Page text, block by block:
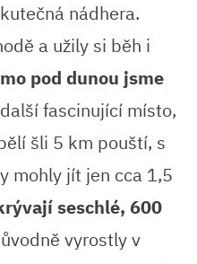
nádhera.
a užily si běh i
pod dunou jsme
fascinující místo,
šli 5 km pouští, s
mohly jít jen cca 1,5
seschlé, 600
vyrostly v